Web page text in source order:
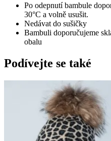
Po odepnutí bambule
30°C a volně usušit.
Nedávat do sušičky
Bambuli doporučujeme
obalu
Podívejte se také